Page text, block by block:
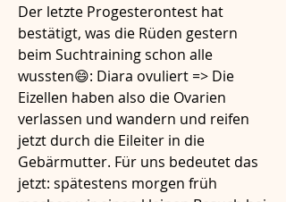
Der letzte Progesterontest hat
bestätigt, was die Rüden gestern
beim Suchtraining schon alle
wussten😄: Diara ovuliert => Die
Eizellen haben also die Ovarien
verlassen und wandern und reifen
jetzt durch die Eileiter in die
Gebärmutter. Für uns bedeutet das
jetzt: spätestens morgen früh